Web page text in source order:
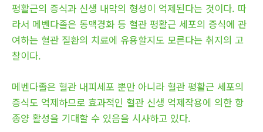
평활근의 증식과 신생 내막의 형성이 억제된다는 것이다. 따
라서 메벤다졸은 동맥경화 등 혈관 평활근 세포의 증식에 관
여하는 혈관 질환의 치료에 유용할지도 모른다는 취지의 고
찰이다.
메벤다졸은 혈관 내피세포 뿐만 아니라 혈관 평활근 세포의
증식도 억제하므로 효과적인 혈관 신생 억제작용에 의한 항
종양 활성을 기대할 수 있음을 시사하고 있다.